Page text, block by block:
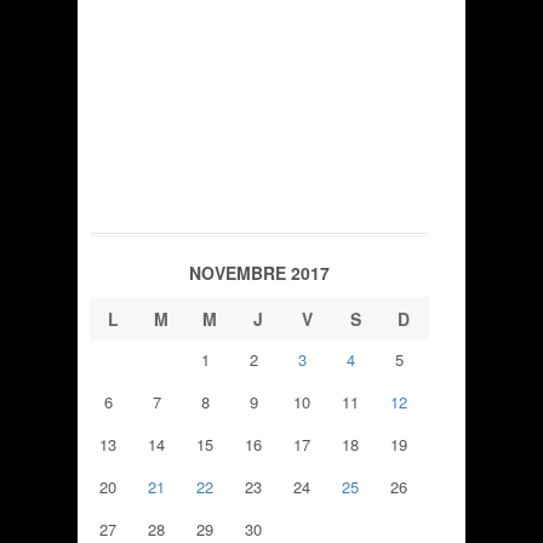
NOVEMBRE 2017
L
M M J V S D
1 2 3 4
5
6
7 8 9 10 11
12
13
14 15 16 17 18
19
20
21 22 23 24 25
26
27
28 29 30